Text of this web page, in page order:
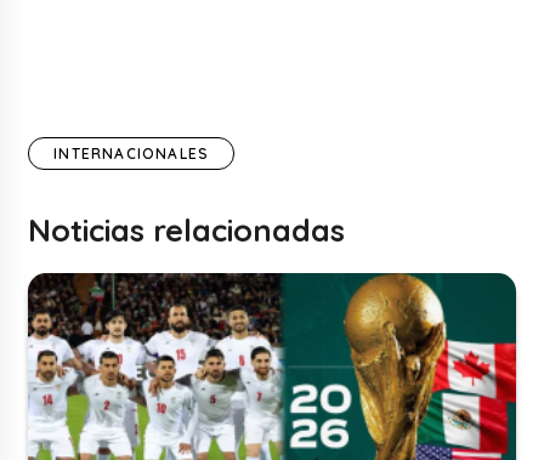
INTERNACIONALES
Noticias relacionadas